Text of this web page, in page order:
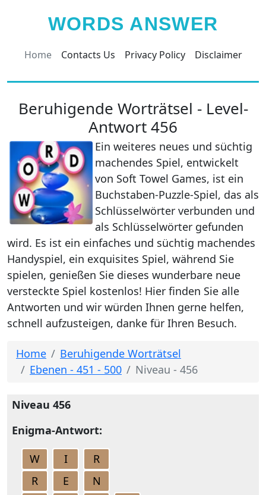
WORDS ANSWER
Home Contacts Us Privacy Policy Disclaimer
Beruhigende Worträtsel - Level-
Antwort 456
Ein weiteres neues und süchtig
machendes Spiel, entwickelt
von Soft Towel Games, ist ein
Buchstaben-Puzzle-Spiel, das als
Schlüsselwörter verbunden und
als Schlüsselwörter gefunden
wird. Es ist ein einfaches und süchtig machendes
Handyspiel, ein exquisites Spiel, während Sie
spielen, genießen Sie dieses wunderbare neue
versteckte Spiel kostenlos! Hier finden Sie alle
Antworten und wir würden Ihnen gerne helfen,
schnell aufzusteigen, danke für Ihren Besuch.
Home
Beruhigende Worträtsel
Ebenen - 451 - 500
Niveau - 456
Niveau 456
Enigma-Antwort:
W
I
R
R
E
N